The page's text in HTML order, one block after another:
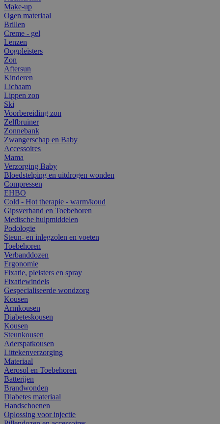
Make-up
Ogen materiaal
Brillen
Creme - gel
Lenzen
Oogpleisters
Zon
Aftersun
Kinderen
Lichaam
Lippen zon
Ski
Voorbereiding zon
Zelfbruiner
Zonnebank
Zwangerschap en Baby
Accessoires
Mama
Verzorging Baby
Bloedstelping en uitdrogen wonden
Compressen
EHBO
Cold - Hot therapie - warm/koud
Gipsverband en Toebehoren
Medische hulpmiddelen
Podologie
Steun- en inlegzolen en voeten
Toebehoren
Verbanddozen
Ergonomie
Fixatie, pleisters en spray
Fixatiewindels
Gespecialiseerde wondzorg
Kousen
Armkousen
Diabeteskousen
Kousen
Steunkousen
Aderspatkousen
Littekenverzorging
Materiaal
Aerosol en Toebehoren
Batterijen
Brandwonden
Diabetes materiaal
Handschoenen
Oplossing voor injectie